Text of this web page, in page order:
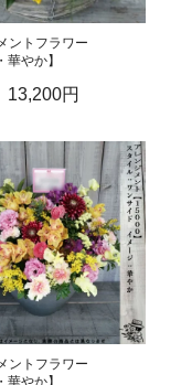
ントフラワー
華やか】
13,200円
ントフラワー
華やか】